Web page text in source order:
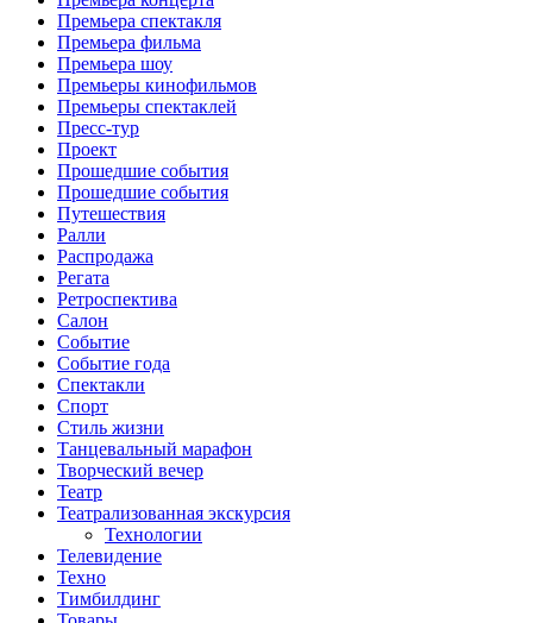
Премьера спектакля
Премьера фильма
Премьера шоу
Премьеры кинофильмов
Премьеры спектаклей
Пресс-тур
Проект
Прошедшие события
Прошедшие события
Путешествия
Ралли
Распродажа
Регата
Ретроспектива
Салон
Событие
Событие года
Спектакли
Спорт
Стиль жизни
Танцевальный марафон
Творческий вечер
Театр
Театрализованная экскурсия
Технологии
Телевидение
Техно
Тимбилдинг